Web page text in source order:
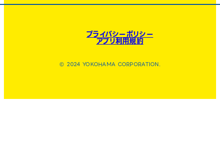
プライバシーポリシー
アプリ利用規約
© 2024 YOKOHAMA CORPORATION.